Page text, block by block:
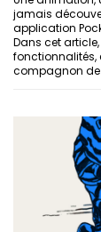
jamais
application
Dans cet
fonctionnalités,
compagnon de